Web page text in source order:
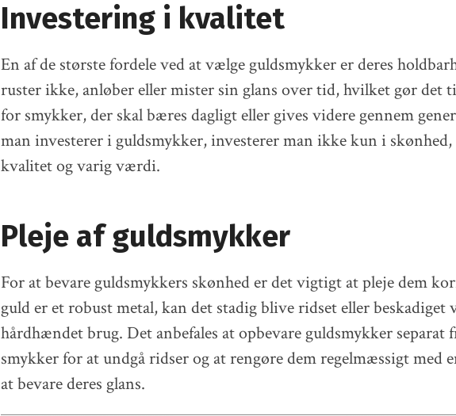
Investering i kvalitet
En af de største fordele ved at vælge guldsmykker er deres
ruster ikke, anløber eller mister sin glans over tid, hvilket gør det
for smykker, der skal bæres dagligt eller gives videre gennem
man investerer i guldsmykker, investerer man ikke kun i skønhed,
kvalitet og varig værdi.
Pleje af guldsmykker
For at bevare guldsmykkers skønhed er det vigtigt at pleje dem
guld er et robust metal, kan det stadig blive ridset eller beskadiget
hårdhændet brug. Det anbefales at opbevare guldsmykker separat
smykker for at undgå ridser og at rengøre dem regelmæssigt med
at bevare deres glans.